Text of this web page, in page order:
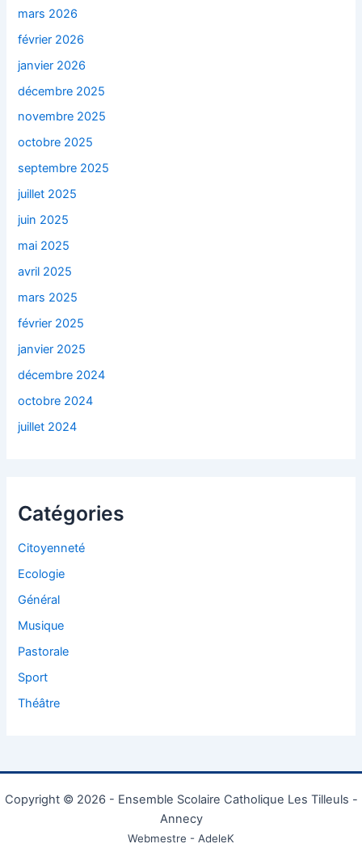
mars 2026
février 2026
janvier 2026
décembre 2025
novembre 2025
octobre 2025
septembre 2025
juillet 2025
juin 2025
mai 2025
avril 2025
mars 2025
février 2025
janvier 2025
décembre 2024
octobre 2024
juillet 2024
Catégories
Citoyenneté
Ecologie
Général
Musique
Pastorale
Sport
Théâtre
Copyright © 2026 - Ensemble Scolaire Catholique Les Tilleuls -
Annecy
Webmestre - AdeleK